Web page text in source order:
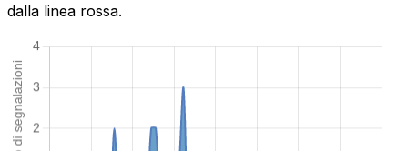
dalla linea rossa.